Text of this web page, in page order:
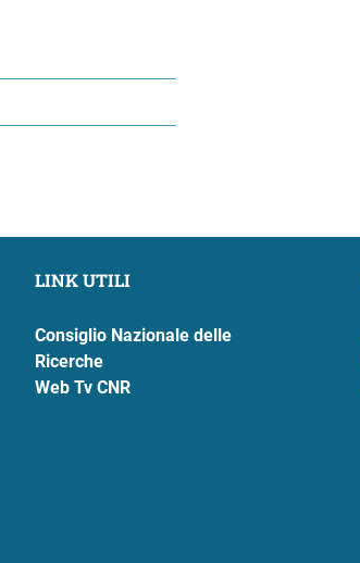
LINK UTILI
Consiglio Nazionale delle
Ricerche
Web Tv CNR